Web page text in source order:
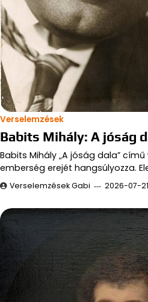
Verselemzések
Babits Mihály: A jóság
Babits Mihály „A jóság dala”
emberség erejét hangsúlyozza.
Verselemzések Gabi 2026-07-21